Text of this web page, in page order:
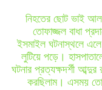
নিহতের ছোট ভাই আল
তোফাজ্জল বাধা
ইসমাইল ঘটনাস্থলে
লুটিয়ে পড়ে।
ঘটনার প্রত্যক্ষদর্শী
করছিলাম। এসময়